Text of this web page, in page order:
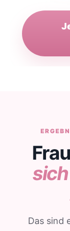
Das sind